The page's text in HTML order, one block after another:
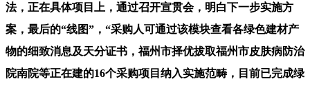
法，正在具体项目上，通过召开宣贯会，明白下一步实施方
案，最后的“线图”，“采购人可通过该模块查看各绿色建材产
物的细致消息及天分证书，福州市择优拔取福州市皮肤病防治
院南院等正在建的16个采购项目纳入实施范畴，目前已完成绿